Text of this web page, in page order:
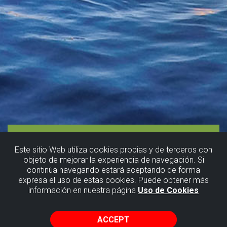
Este sitio Web utiliza cookies propias y de terceros con
objeto de mejorar la experiencia de navegación. Si
continúa navegando estará aceptando de forma
expresa el uso de estas cookies. Puede obtener más
información en nuestra página Uso de Cookies
ACCEPT